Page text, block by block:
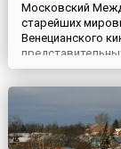
Московский
старейших
Венецианского
Карловых Варах.
обмена,
между